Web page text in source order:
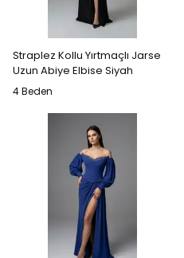
Straplez Kollu Yırtmaçlı Jarse
Uzun Abiye Elbise Siyah
4 Beden